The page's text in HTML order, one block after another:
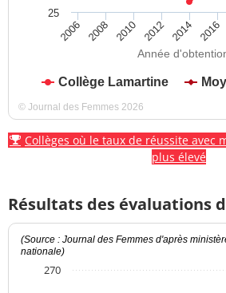
Année
Collège Lamartine
2006 2008 2010 2012 2014 2016
25
© Journal des Femmes 2026
Collèges où le taux de réussite avec
plus élevé
Résultats des évaluations
(Source : Journal des Femmes d'après
nationale)
270